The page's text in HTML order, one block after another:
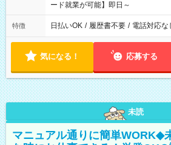
ード就業が可能】即日～
特徴 日払いOK / 履歴書不要 / 電話対応な
気になる！ 応募する
未読
マニュアル通りに簡単WORK◆